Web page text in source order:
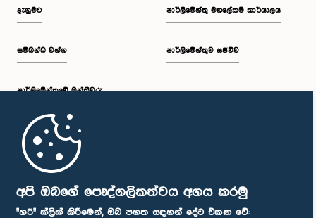
අපි ඔබගේ පෞද්ගලිකත්වය අගය කරමු
"හරි" ක්ලික් කිරීමෙන්, ඔබ පහත සඳහන් දේට එකඟ වේ:
දැනුමට
සම්බන්ධ වන්න
පාර්ලි‌මේන්තුවේ මන්ත්‍රීවරු
මුල් පිටුව
පාර්ලිමේන්තු මහලේකම් කාර්යාලය
පාර්ලිමේන්තුව සජීවීව
පාර්ලිමේන්තු ජංගම යෙදුම